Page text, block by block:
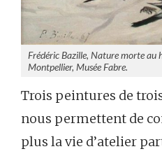
Frédéric Bazille, Nature morte au
Montpellier, Musée Fabre.
Trois peintures de
nous permettent de
plus la vie d’atelier